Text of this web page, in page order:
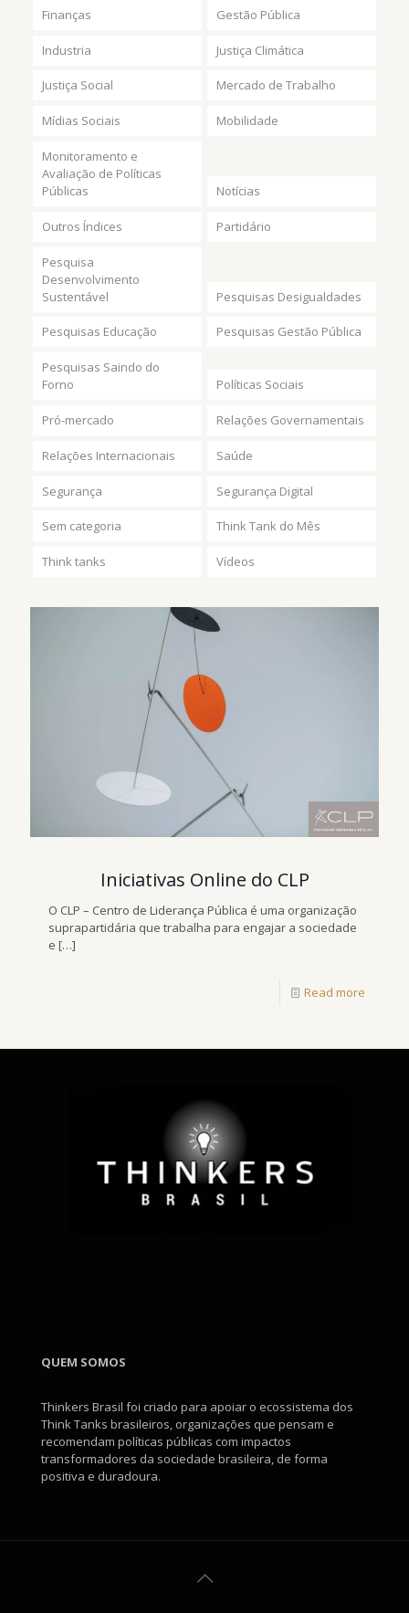
Finanças Gestão Pública
Industria Justiça Climática
Justiça Social Mercado de Trabalho
Mídias Sociais Mobilidade
Monitoramento e
Avaliação de Políticas
Públicas
Notícias
Outros Índices Partidário
Pesquisa
Desenvolvimento
Sustentável
Pesquisas Desigualdades
Pesquisas Educação Pesquisas Gestão Pública
Pesquisas Saindo do
Forno
Políticas Sociais
Pró-mercado Relações Governamentais
Relações Internacionais Saúde
Segurança Segurança Digital
Sem categoria Think Tank do Mês
Think tanks Vídeos
Iniciativas Online do CLP
O CLP – Centro de Liderança Pública é uma organização
suprapartidária que trabalha para engajar a sociedade
e […]
Read more
QUEM SOMOS
Thinkers Brasil foi criado para apoiar o ecossistema dos
Think Tanks brasileiros, organizações que pensam e
recomendam políticas públicas com impactos
transformadores da sociedade brasileira, de forma
positiva e duradoura.